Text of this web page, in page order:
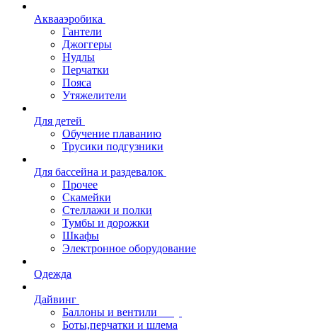
Аквааэробика
Гантели
Джоггеры
Нудлы
Перчатки
Пояса
Утяжелители
Для детей
Обучение плаванию
Трусики подгузники
Для бассейна и раздевалок
Прочее
Скамейки
Стеллажи и полки
Тумбы и дорожки
Шкафы
Электронное оборудование
Одежда
Дайвинг
Баллоны и вентили
Боты,перчатки и шлема